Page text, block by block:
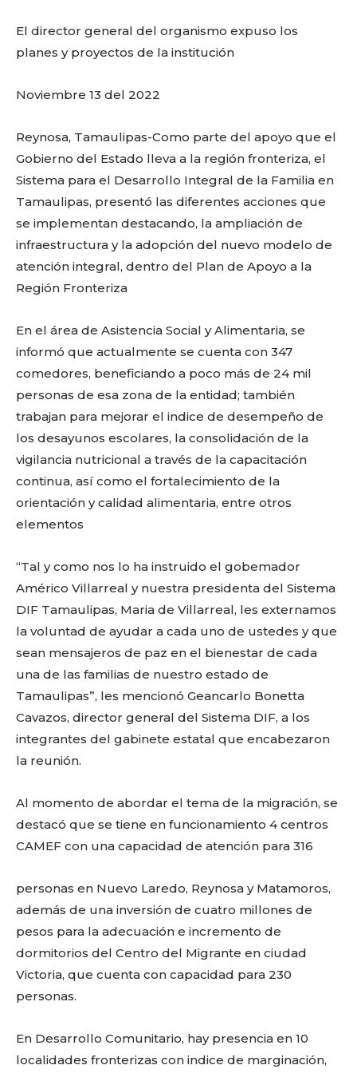
k
El director general del organismo expuso los
planes y proyectos de la institución
Noviembre 13 del 2022
Reynosa, Tamaulipas-Como parte del apoyo que el
Gobierno del Estado lleva a la región fronteriza, el
Sistema para el Desarrollo Integral de la Familia en
Tamaulipas, presentó las diferentes acciones que
se implementan destacando, la ampliación de
infraestructura y la adopción del nuevo modelo de
atención integral, dentro del Plan de Apoyo a la
Región Fronteriza
En el área de Asistencia Social y Alimentaria, se
informó que actualmente se cuenta con 347
comedores, beneficiando a poco más de 24 mil
personas de esa zona de la entidad; también
trabajan para mejorar el indice de desempeño de
los desayunos escolares, la consolidación de la
vigilancia nutricional a través de la capacitación
continua, así como el fortalecimiento de la
orientación y calidad alimentaria, entre otros
elementos
“Tal y como nos lo ha instruido el gobemador
Américo Villarreal y nuestra presidenta del Sistema
DIF Tamaulipas, Maria de Villarreal, les externamos
la voluntad de ayudar a cada uno de ustedes y que
sean mensajeros de paz en el bienestar de cada
una de las familias de nuestro estado de
Tamaulipas”, les mencionó Geancarlo Bonetta
Cavazos, director general del Sistema DIF, a los
integrantes del gabinete estatal que encabezaron
la reunión.
Al momento de abordar el tema de la migración, se
destacó que se tiene en funcionamiento 4 centros
CAMEF con una capacidad de atención para 316
personas en Nuevo Laredo, Reynosa y Matamoros,
además de una inversión de cuatro millones de
pesos para la adecuación e incremento de
dormitorios del Centro del Migrante en ciudad
Victoria, que cuenta con capacidad para 230
personas.
En Desarrollo Comunitario, hay presencia en 10
localidades fronterizas con indice de marginación,